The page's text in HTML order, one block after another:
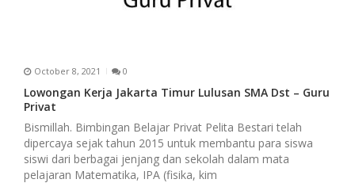
October 8, 2021 0
Lowongan Kerja Jakarta Timur Lulusan SMA Dst – Guru
Privat
Bismillah. Bimbingan Belajar Privat Pelita Bestari telah
dipercaya sejak tahun 2015 untuk membantu para siswa
siswi dari berbagai jenjang dan sekolah dalam mata
pelajaran Matematika, IPA (fisika, kim